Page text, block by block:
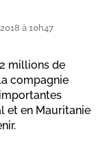
à 10h47
millions de
compagnie
et en Mauritanie